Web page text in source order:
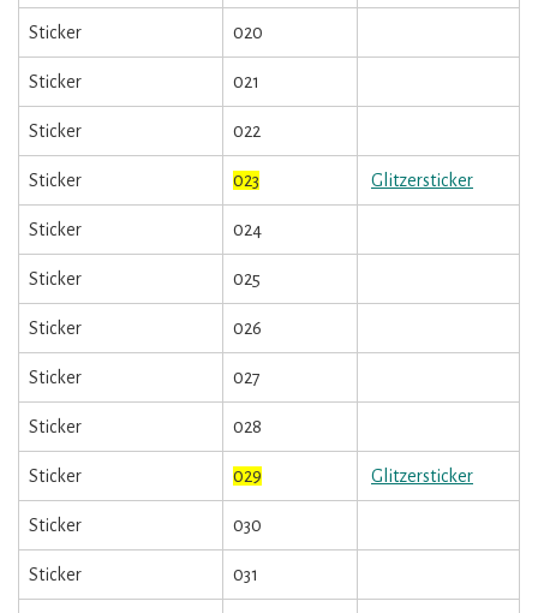
Sticker 020
Sticker 021
Sticker 022
Sticker 023 Glitzersticker
Sticker 024
Sticker 025
Sticker 026
Sticker 027
Sticker 028
Sticker 029 Glitzersticker
Sticker 030
Sticker 031